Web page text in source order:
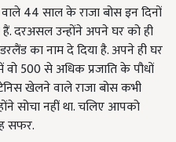
44 साल के राजा बोस इन दिनों
दरअसल उन्होंने अपने घर को ही
का नाम दे दिया है. अपने ही घर
500 से अधिक प्रजाति के पौधों
खेलने वाले राजा बोस कभी
सोचा नहीं था. चलिए आपको
सफर.